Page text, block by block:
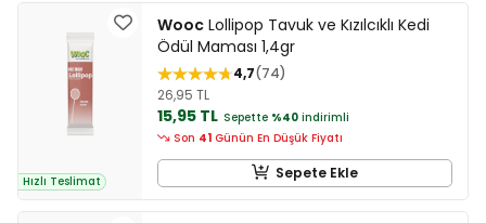
Hızlı Teslimat
Wooc Lollipop Tavuk ve Kızılcıklı Kedi
Ödül Maması 1,4gr
4,7 74
26,95 TL
15,95 TL Sepette %40 indirimli
Son 41 Günün En Düşük Fiyatı
Sepete Ekle